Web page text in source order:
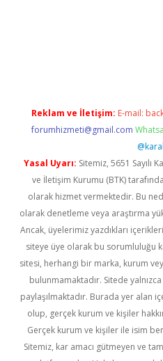
Reklam ve İletişim: E-mail:
forumhizmeti@gmail.com
Yasal Uyarı: Sitemiz, 5651 Sayılı
ve İletişim Kurumu (BTK)
olarak hizmet vermektedir. Bu
olarak denetleme veya araştırma
Ancak, üyelerimiz yazdıkları
siteye üye olarak bu sorumluluğu
sitesi, herhangi bir marka, kurum
bulunmamaktadır. Sitede
paylaşılmaktadır. Burada yer alan
olup, gerçek kurum ve kişiler
Gerçek kurum ve kişiler ile isim
Sitemiz, kar amacı gütmeyen ve